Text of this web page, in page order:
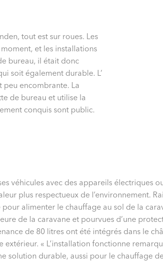
tout est sur roues. Les
et les installations
bureau, il était donc
soit également durable. L’
peu encombrante. La
de bureau et utilise la
conquis sont public.
véhicules avec des appareils électriques
plus respectueux de l’environnement.
pour alimenter le chauffage au sol de la
de la caravane et pourvues d’une
de 80 litres ont été intégrés dans le
extérieur. « L’installation fonctionne
solution durable, aussi pour le chauffage